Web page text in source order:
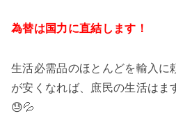
為替は国力に直結します！
生活必需品のほとんどを輸入に
が安くなれば、庶民の生活はま
😓💦